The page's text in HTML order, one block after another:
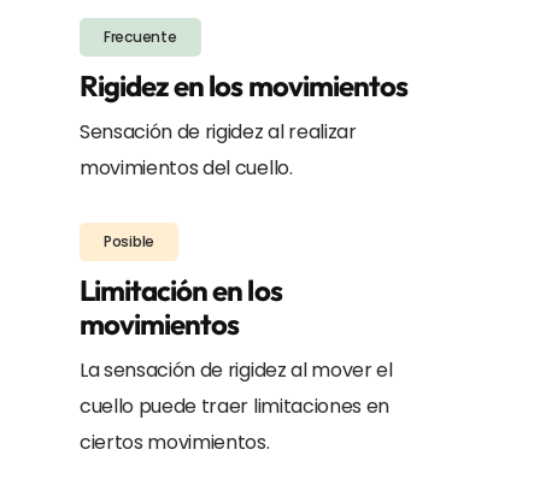
Frecuente
Rigidez en los movimientos
Sensación de rigidez al realizar
movimientos del cuello.
Posible
Limitación en los
movimientos
La sensación de rigidez al mover el
cuello puede traer limitaciones en
ciertos movimientos.